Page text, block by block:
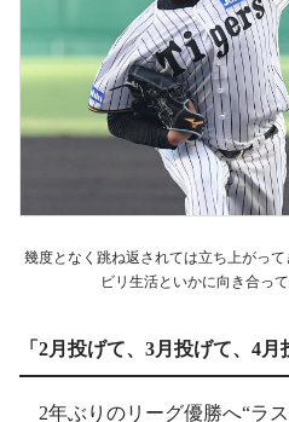
幾度となく跳ね返されては立ち上がっ
ビリ生活といかに向き合っ
「2月投げて、3月投げて、4
2年ぶりのリーグ優勝へ“ラ